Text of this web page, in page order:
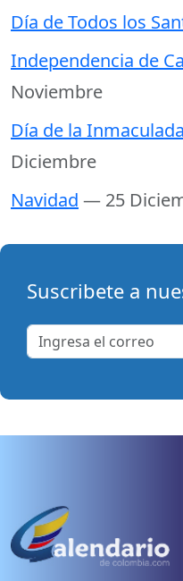
Día de Todos los
Independencia de
Noviembre
Día de la
Diciembre
Navidad — 25
Suscribete a